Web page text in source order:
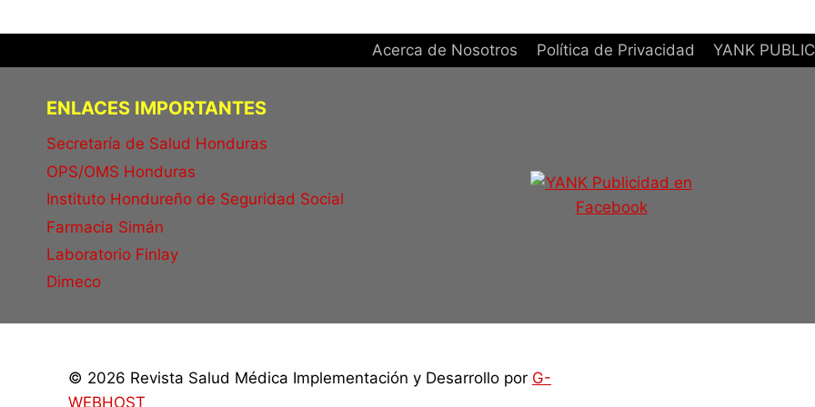
Acerca de Nosotros Política de Privacidad YANK
ENLACES IMPORTANTES
Secretaría de Salud Honduras
OPS/OMS Honduras
Instituto Hondureño de Seguridad Social
Farmacia Simán
Laboratorio Finlay
Dimeco
© 2026 Revista Salud Médica Implementación y Desarrollo por G-
WEBHOST